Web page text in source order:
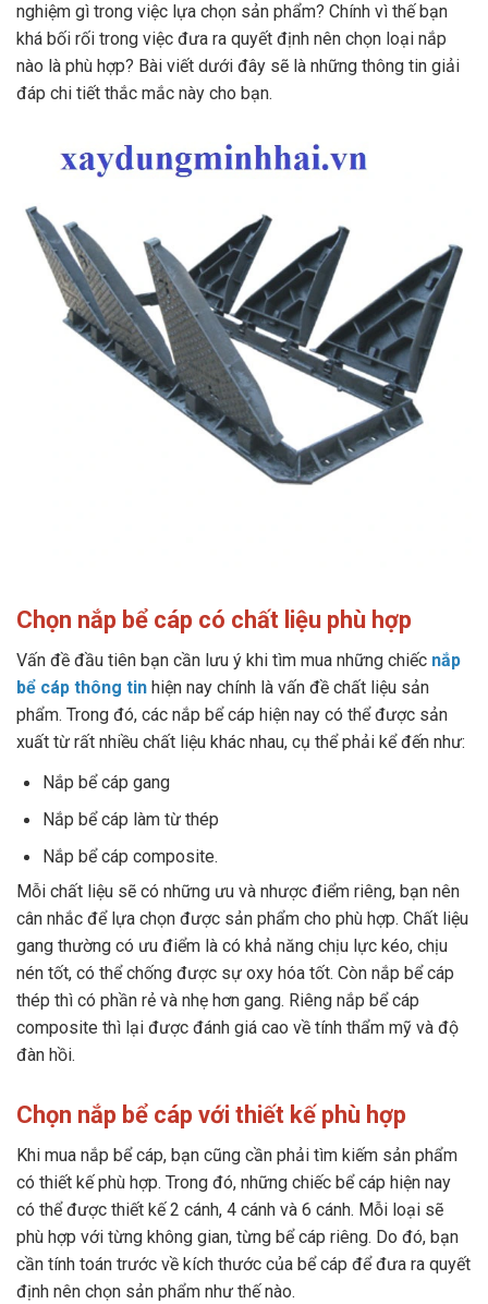
nghiệm gì trong việc lựa chọn sản phẩm? Chính vì thế bạn
khá bối rối trong việc đưa ra quyết định nên chọn loại nắp
nào là phù hợp? Bài viết dưới đây sẽ là những thông tin giải
đáp chi tiết thắc mắc này cho bạn.
Chọn nắp bể cáp có chất liệu phù hợp
Vấn đề đầu tiên bạn cần lưu ý khi tìm mua những chiếc nắp
bể cáp thông tin hiện nay chính là vấn đề chất liệu sản
phẩm. Trong đó, các nắp bể cáp hiện nay có thể được sản
xuất từ rất nhiều chất liệu khác nhau, cụ thể phải kể đến như:
Nắp bể cáp gang
Nắp bể cáp làm từ thép
Nắp bể cáp composite.
Mỗi chất liệu sẽ có những ưu và nhược điểm riêng, bạn nên
cân nhắc để lựa chọn được sản phẩm cho phù hợp. Chất liệu
gang thường có ưu điểm là có khả năng chịu lực kéo, chịu
nén tốt, có thể chống được sự oxy hóa tốt. Còn nắp bể cáp
thép thì có phần rẻ và nhẹ hơn gang. Riêng nắp bể cáp
composite thì lại được đánh giá cao về tính thẩm mỹ và độ
đàn hồi.
Chọn nắp bể cáp với thiết kế phù hợp
Khi mua nắp bể cáp, bạn cũng cần phải tìm kiếm sản phẩm
có thiết kế phù hợp. Trong đó, những chiếc bể cáp hiện nay
có thể được thiết kế 2 cánh, 4 cánh và 6 cánh. Mỗi loại sẽ
phù hợp với từng không gian, từng bể cáp riêng. Do đó, bạn
cần tính toán trước về kích thước của bể cáp để đưa ra quyết
định nên chọn sản phẩm như thế nào.